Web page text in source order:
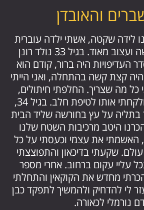
והאובדן
לנו לידה שקטה, אשתי ילדה עוברית
מתה. זה היה קשה ועצוב מאוד. בגיל 33 נולד רונן
העדיפויות היה ברור, קודם הוא
קצת קשה בהתחלה, ואני הייתי
כל מה שצריך. החלפתי חיתולים,
האכלתי, קילחתי ולקחתי אותו לטיפת חלב. בגיל 34,
בתליה על עץ בחורשה שליד הבית
היטב מרכיבות השטח שלנו
האשמתי את עצמי וכעסתי על כל
שקעתי בדיכאון והתפוצצתי
עליי עקום ברחוב. אחרי מספר
מחדש את הקוקאין והתחלתי
לי להדחיק ולהמשיך לתפקד כבן
נורמלי לכאורה.